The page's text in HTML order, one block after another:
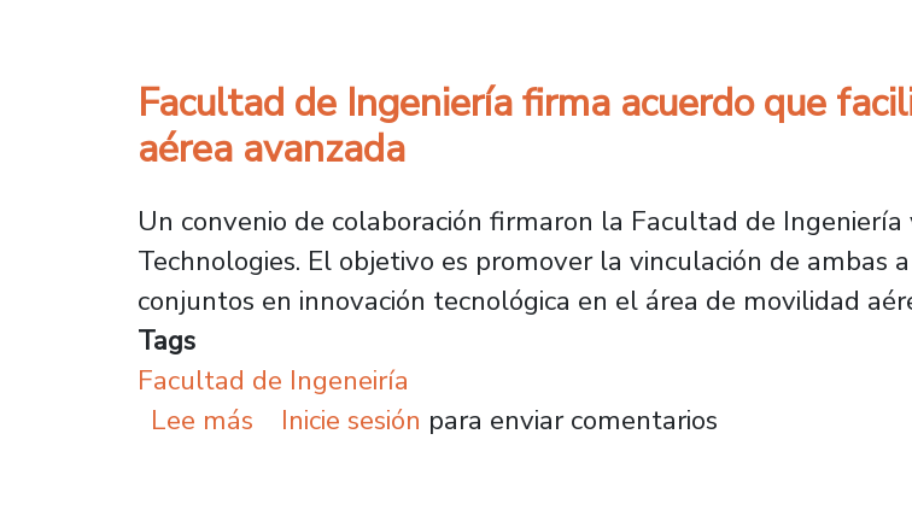
Facultad de Ingeniería firma acuerdo que
aérea avanzada
Un convenio de colaboración firmaron la Facultad de
Technologies. El objetivo es promover la vinculación de ambas
conjuntos en innovación tecnológica en el área de movilidad
Tags
Facultad de Ingeneiría
Lee más sobre Facultad de Ingeniería firma acuerdo que
Inicie sesión para enviar comentarios